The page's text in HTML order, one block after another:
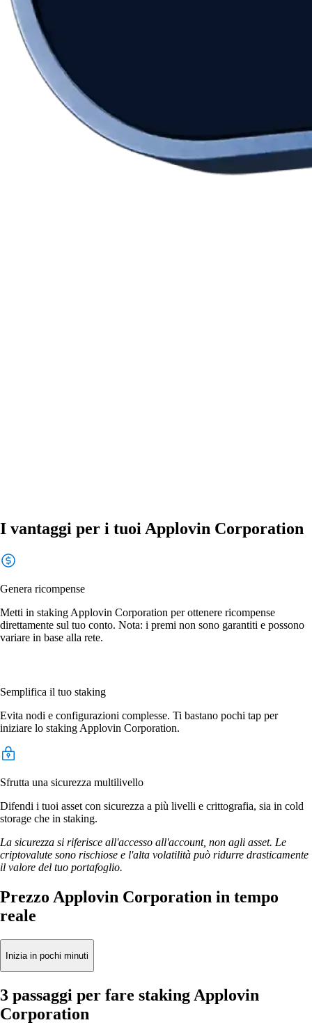
I vantaggi per i tuoi Applovin Corporation
Genera ricompense
Metti in staking Applovin Corporation per ottenere ricompense
direttamente sul tuo conto. Nota: i premi non sono garantiti e possono
variare in base alla rete.
Semplifica il tuo staking
Evita nodi e configurazioni complesse. Ti bastano pochi tap per
iniziare lo staking Applovin Corporation.
Sfrutta una sicurezza multilivello
Difendi i tuoi asset con sicurezza a più livelli e crittografia, sia in cold
storage che in staking.
La sicurezza si riferisce all'accesso all'account, non agli asset. Le
criptovalute sono rischiose e l'alta volatilità può ridurre drasticamente
il valore del tuo portafoglio.
Prezzo Applovin Corporation in tempo
reale
Inizia in pochi minuti
3 passaggi per fare staking Applovin
Corporation